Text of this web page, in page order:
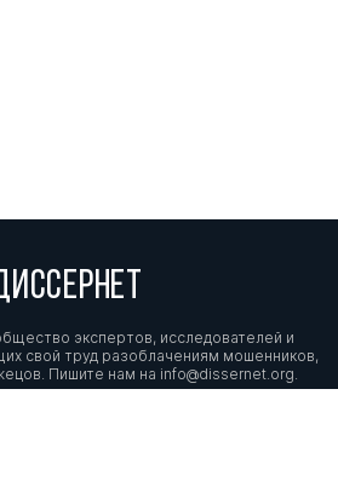
экспертов, исследователей и
свой труд разоблачениям мошенников,
Пишите нам на info@dissernet.org.